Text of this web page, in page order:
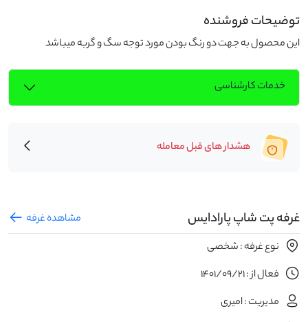
توضیحات فروشنده
این محصول به جهت دو رنگ بودن مورد توجه سگ و گربه میباشد
خدمات کارشناسی
هشدار های قبل معامله
غرفه پت شاپ پارادایس
مشاهده غرفه
نوع غرفه : شخصی
فعال از : 1401/09/21
مدیریت : امیری